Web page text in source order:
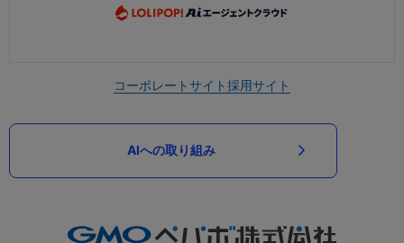
コーポレートサイト採用サイト
AIへの取り組み